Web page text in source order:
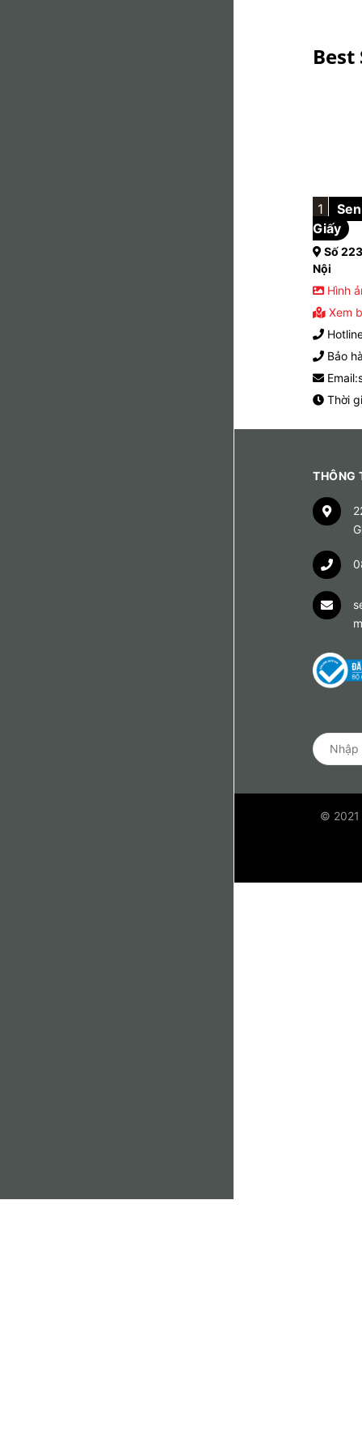
Best
1
Giấy
Số
Nội
Hình
Xem
Bảo
Thời
THÔNG
m
© 2021